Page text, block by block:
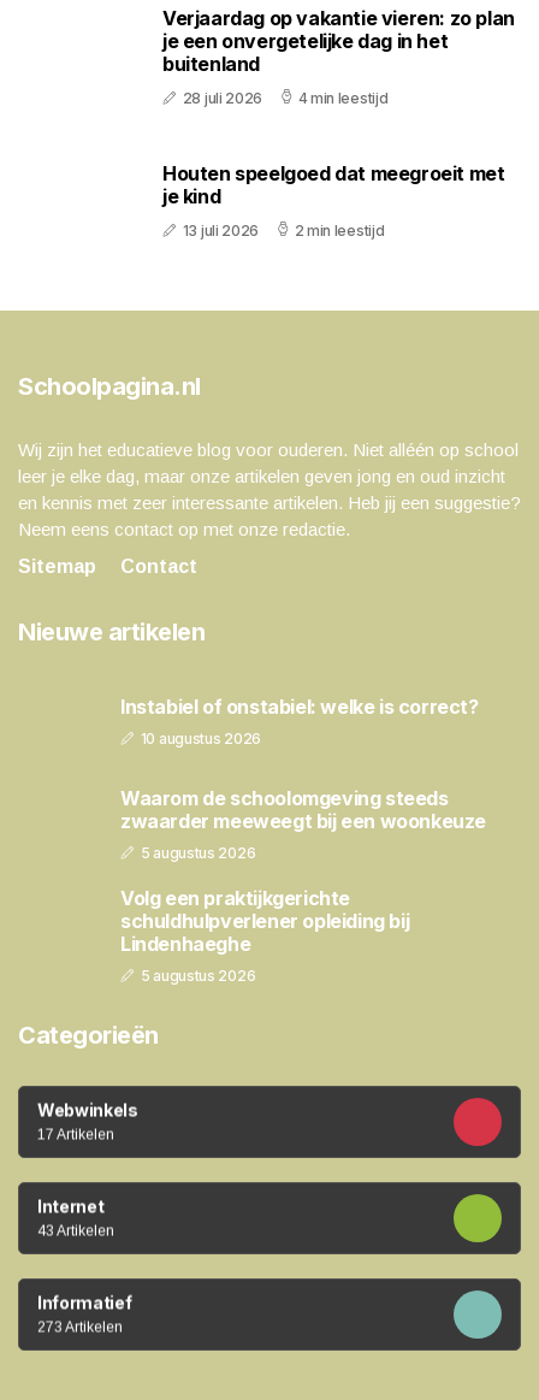
Verjaardag op vakantie vieren: zo plan
je een onvergetelijke dag in het
buitenland
28 juli 2026 4 min leestijd
Houten speelgoed dat meegroeit met
je kind
13 juli 2026 2 min leestijd
Schoolpagina.nl
Wij zijn het educatieve blog voor ouderen. Niet alléén op school
leer je elke dag, maar onze artikelen geven jong en oud inzicht
en kennis met zeer interessante artikelen. Heb jij een suggestie?
Neem eens contact op met onze redactie.
Sitemap
Contact
Nieuwe artikelen
Instabiel of onstabiel: welke is correct?
10 augustus 2026
Waarom de schoolomgeving steeds
zwaarder meeweegt bij een woonkeuze
5 augustus 2026
Volg een praktijkgerichte
schuldhulpverlener opleiding bij
Lindenhaeghe
5 augustus 2026
Categorieën
Webwinkels
17 Artikelen
Internet
43 Artikelen
Informatief
273 Artikelen